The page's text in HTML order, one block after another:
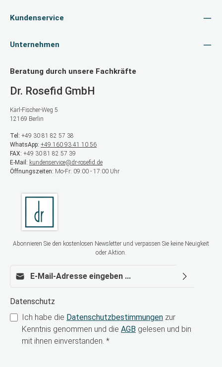
Kundenservice
Unternehmen
Beratung durch unsere Fachkräfte
Dr. Rosefid GmbH
Karl-Fischer-Weg 5
12169 Berlin
Tel: +49 30 81 82 57 38
WhatsApp: +49 160 93 41 10 56
FAX: +49 30 81 82 57 39
E-Mail: kundenservice@dr-rosefid.de
Öffnungszeiten: Mo-Fr: 09:00 - 17:00 Uhr
Abonnieren Sie den kostenlosen Newsletter und verpassen Sie keine Neuigkeit
oder Aktion.
Datenschutz
Ich habe die Datenschutzbestimmungen zur
Kenntnis genommen und die AGB gelesen und bin
mit ihnen einverstanden. *